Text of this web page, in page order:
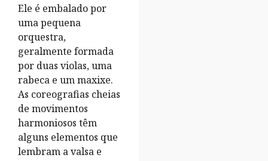
Ele é embalado por
uma pequena
orquestra,
geralmente formada
por duas violas, uma
rabeca e um maxixe.
As coreografias cheias
de movimentos
harmoniosos têm
alguns elementos que
lembram a valsa e